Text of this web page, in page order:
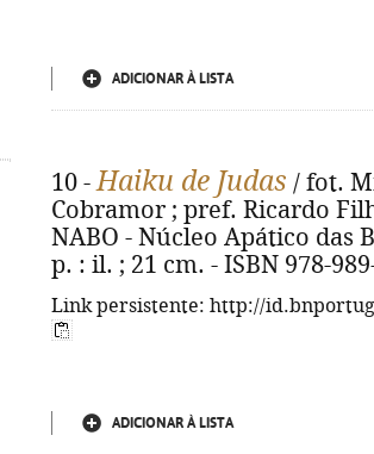
ADICIONAR À LISTA
10 -Haiku de Judas / fot.
Cobramor ; pref. Ricardo
NABO - Núcleo Apático das
p. : il. ; 21 cm. - ISBN 978-
Link persistente: http://
ADICIONAR À LISTA